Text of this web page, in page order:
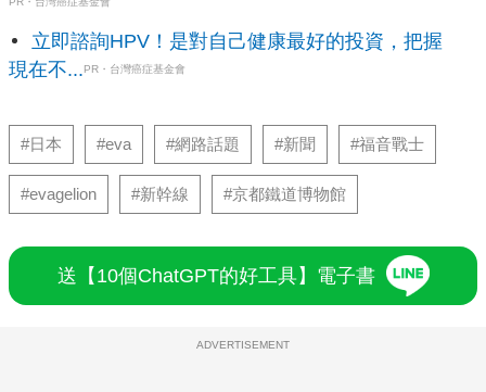
立即諮詢HPV！是對自己健康最好的投資，把握
現在不...PR・台灣癌症基金會
#日本 #eva #網路話題 #新聞 #福音戰士
#evagelion #新幹線 #京都鐵道博物館
送【10個ChatGPT的好工具】電子書
ADVERTISEMENT